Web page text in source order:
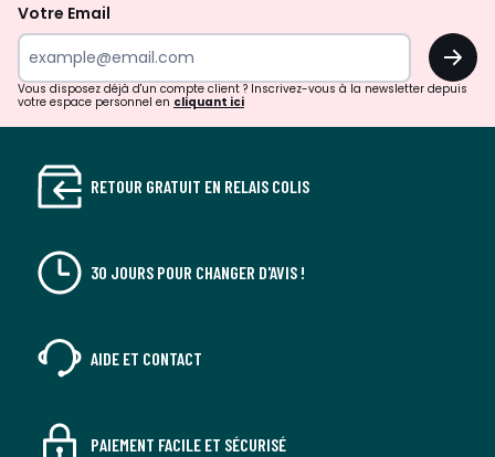
newsletter
Votre Email
OK
Vous disposez déjà d'un compte client ? Inscrivez-vous à la newsletter depuis
votre espace personnel en cliquant ici
RETOUR GRATUIT EN RELAIS COLIS
30 JOURS POUR CHANGER D'AVIS !
AIDE ET CONTACT
PAIEMENT FACILE ET SÉCURISÉ